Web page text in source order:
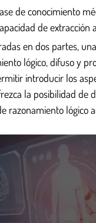
de conocimiento
de
en dos partes,
lógico, difuso y
introducir los
la posibilidad
razonamiento lógico